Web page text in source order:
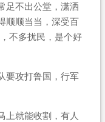
足不出公堂，潇洒
顺顺当当，深受百
不多扰民，是个好
要攻打鲁国，行军
上就能收割，有人